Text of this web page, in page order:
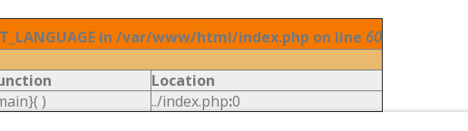
in /var/www/html/index.php on line 60
Location
) ../index.php:0